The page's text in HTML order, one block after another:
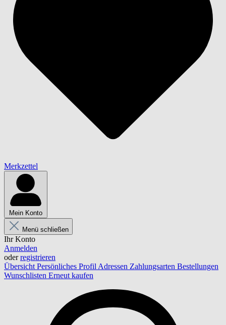
Merkzettel
Mein Konto
Menü schließen
Ihr Konto
Anmelden
oderregistrieren
Übersicht Persönliches Profil Adressen Zahlungsarten Bestellungen
Wunschlisten Erneut kaufen